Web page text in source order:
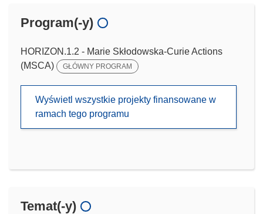
Program(-y)
HORIZON.1.2 - Marie Skłodowska-Curie Actions
(MSCA)
GŁÓWNY PROGRAM
Wyświetl wszystkie projekty finansowane w
ramach tego programu
Temat(-y)